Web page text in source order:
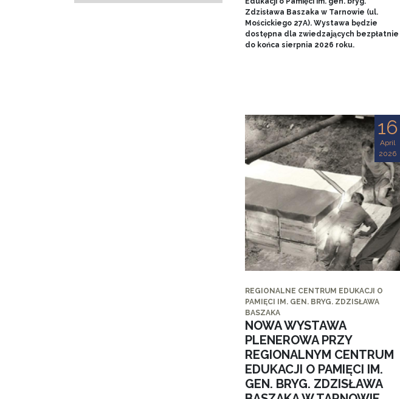
Zdzisława Baszaka w Tarnowie (ul.
Mościckiego 27A). Wystawa będzie
dostępna dla zwiedzających bezpłatnie
do końca sierpnia 2026 roku.
16
April
2026
REGIONALNE CENTRUM EDUKACJI O
PAMIĘCI IM. GEN. BRYG. ZDZISŁAWA
BASZAKA
NOWA WYSTAWA
PLENEROWA PRZY
REGIONALNYM CENTRUM
EDUKACJI O PAMIĘCI IM.
GEN. BRYG. ZDZISŁAWA